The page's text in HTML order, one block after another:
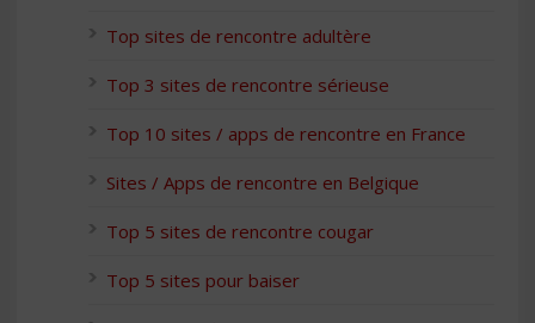
Top sites de rencontre adultère
Top 3 sites de rencontre sérieuse
Top 10 sites / apps de rencontre en France
Sites / Apps de rencontre en Belgique
Top 5 sites de rencontre cougar
Top 5 sites pour baiser